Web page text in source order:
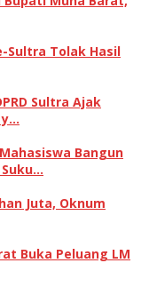
Sultra Tolak Hasil
Sultra Ajak
y…
Bangun
Juta, Oknum
Buka Peluang LM